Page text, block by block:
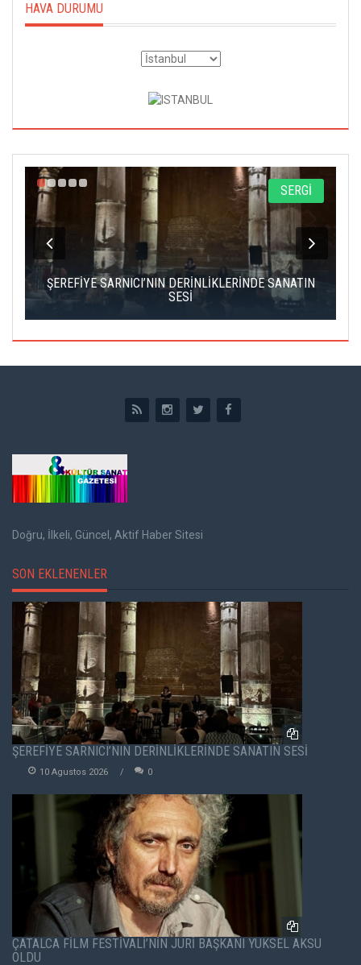
HAVA DURUMU
SERGİ
ŞEREFİYE SARNICI’NIN DERİNLİKLERİNDE SANATIN
SESİ
Doğru, İlkeli, Güncel, Aktif Haber Sitesi
SON EKLENENLER
ŞEREFİYE SARNICI’NIN DERİNLİKLERİNDE SANATIN SESİ
10 Agustos 2026 0
ÇATALCA FİLM FESTİVALİ’NİN JÜRİ BAŞKANI YÜKSEL AKSU
OLDU